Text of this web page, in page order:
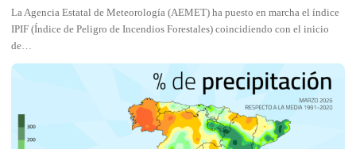
La Agencia Estatal de Meteorología (AEMET) ha puesto en marcha el índice
IPIF (Índice de Peligro de Incendios Forestales) coincidiendo con el inicio
de…